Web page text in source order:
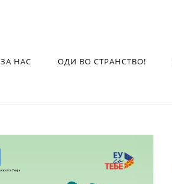
ЗА НАС ОДИ ВО СТРАНСТВО!